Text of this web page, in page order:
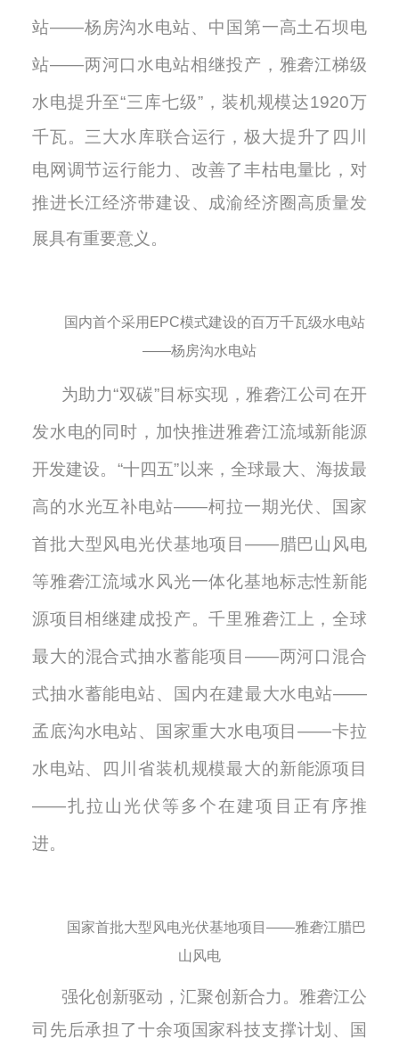
站——杨房沟水电站、中国第一高土石坝电
站——两河口水电站相继投产，雅砻江梯级
水电提升至“三库七级”，装机规模达1920万
千瓦。三大水库联合运行，极大提升了四川
电网调节运行能力、改善了丰枯电量比，对
推进长江经济带建设、成渝经济圈高质量发
展具有重要意义。
国内首个采用EPC模式建设的百万千瓦级水电站
——杨房沟水电站
为助力“双碳”目标实现，雅砻江公司在开
发水电的同时，加快推进雅砻江流域新能源
开发建设。“十四五”以来，全球最大、海拔最
高的水光互补电站——柯拉一期光伏、国家
首批大型风电光伏基地项目——腊巴山风电
等雅砻江流域水风光一体化基地标志性新能
源项目相继建成投产。千里雅砻江上，全球
最大的混合式抽水蓄能项目——两河口混合
式抽水蓄能电站、国内在建最大水电站——
孟底沟水电站、国家重大水电项目——卡拉
水电站、四川省装机规模最大的新能源项目
——扎拉山光伏等多个在建项目正有序推
进。
国家首批大型风电光伏基地项目——雅砻江腊巴
山风电
强化创新驱动 ，汇聚创新合力 。雅砻江公
司先后承担了十余项国家科技支撑计划、国